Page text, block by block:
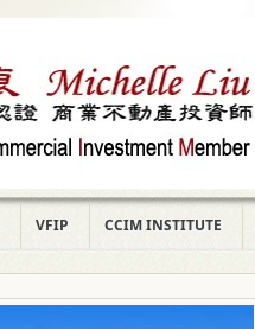
VFIP CCIM INSTITUTE